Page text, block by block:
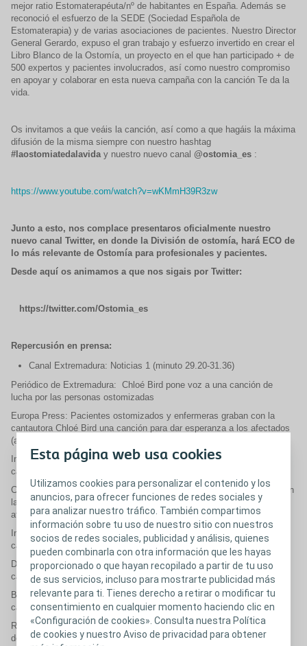
Esta página web usa cookies
Utilizamos cookies para personalizar el contenido y los
anuncios, para ofrecer funciones de redes sociales y
para analizar nuestro tráfico. También compartimos
información sobre tu uso de nuestro sitio con nuestros
socios de redes sociales, publicidad y análisis, quienes
pueden combinarla con otra información que les hayas
proporcionado o que hayan recopilado a partir de tu uso
de sus servicios, incluso para mostrarte publicidad más
relevante para ti. Tienes derecho a retirar o modificar tu
consentimiento en cualquier momento haciendo clic en
«Configuración de cookies». Consulta nuestra Política
de cookies y nuestro Aviso de privacidad para obtener
mejor ratio Estomaterapéuta/nº de habitantes en España. Además se
reconoció el esfuerzo de la SEDE (Sociedad Española de
Estomaterapia) y de varias asociaciones de pacientes. Nuestro Director
General Gerardo, expuso el gran trabajo y esfuerzo invertido en crear el
Libro Blanco de la Ostomía, un proyecto en el que han participado + de
500 expertos y pacientes involucrados, así como nuestro compromiso
en apoyar y colaborar en esta nueva campaña con la canción Te da la
vida.
Os invitamos a que veáis la canción, así como a que hagáis la máxima
difusión de la misma siempre con nuestro hashtag
#laostomiatedalaviday nuestro nuevo canal @ostomia_es :
https://www.youtube.com/watch?v=wKMmH39R3zw
Junto a esto, nos complace presentaros oficialmente nuestro
nuevo canal Twitter, en donde la División de ostomía, hará ECO de
lo más relevante de Ostomía para profesionales y pacientes.
Desde aquí os animamos a que nos sigais por Twitter:
https://twitter.com/Ostomia_es
Repercusión en prensa:
Canal Extremadura: Noticias 1 (minuto 29.20-31.36)
Periódico de Extremadura: Chloé Bird pone voz a una canción de
lucha por las personas ostomizadas
Europa Press: Pacientes ostomizados y enfermeras graban con la
cantautora Chloé Bird una canción para dar esperanza a los afectados
(adjunto)
Interbusca: Pacientes ostomizados y enfermeras graban con la
cantautora Chloé Bird una canción para dar esperanza a los afectados
Crónica de Cantabria: Pacientes ostomizados y enfermeras graban con
la cantautora Chloé Bird una canción para dar esperanza a los
afectados
Infosalus: Pacientes ostomizados y enfermeras graban con la
cantautora Chloé Bird una canción para dar esperanza a los afectados
Diario Siglo XXI: Pacientes ostomizados y enfermeras graban con la
cantautora Chloé Bird una canción para dar esperanza a los afectados
Bolsamanía: Pacientes ostomizados y enfermeras graban con la
cantautora Chloé Bird una canción para dar esperanza a los afectados
Redacción Médica: “La enfermería es clave en la educación sanitaria
de los pacientes ostomizados”